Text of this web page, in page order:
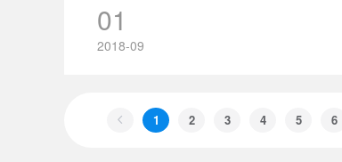
01
2018-09
1 2 3 4 5 6